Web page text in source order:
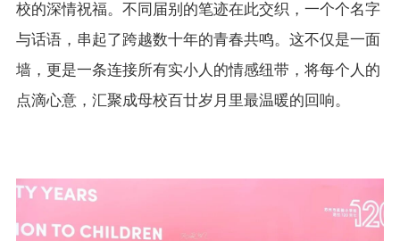
校的深情祝福。不同届别的笔迹在此交织，一个个名字
与话语，串起了跨越数十年的青春共鸣。这不仅是一面
墙，更是一条连接所有实小人的情感纽带，将每个人的
点滴心意，汇聚成母校百廿岁月里最温暖的回响。